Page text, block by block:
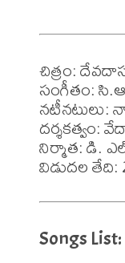
చిత్రం:
సంగీతం:
నటీనటులు:
దర్శకత్వం:
నిర్మాత: డి.